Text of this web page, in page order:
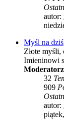
autor:
Myśl na dziś
Złote
Imieninowi
32
909
autor: